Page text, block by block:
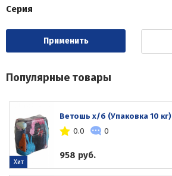
Серия
Популярные товары
Ветошь х/б (Упаковка 10 кг)
0.0
0
958 руб.
Хит